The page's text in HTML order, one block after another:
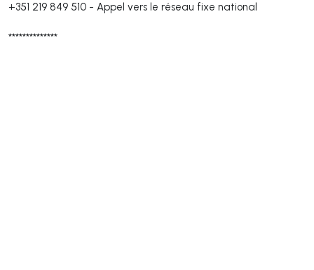
+351 219 849 510 - Appel vers le réseau fixe national
**************